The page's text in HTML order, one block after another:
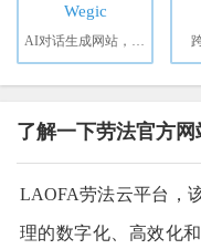
Wegic
了解一下劳法官方网
LAOFA劳法云平台，
理的数字化、高效化